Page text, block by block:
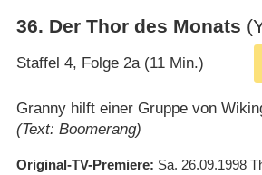
36. Der Thor des Monats
Staffel 4, Folge 2a (11 Min.)
Granny hilft einer Gruppe von
(Text: Boomerang)
Original-TV-Premiere Sa. 26.09.1998